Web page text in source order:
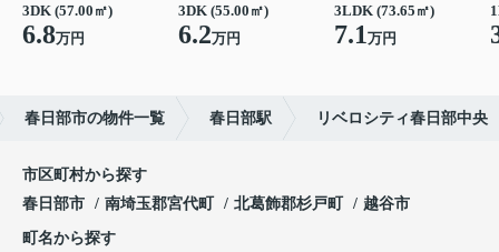
3DK (57.00㎡)
6.8万円
3DK (55.00㎡)
6.2万円
3LDK (73.65㎡)
7.1万円
春日部市の物件一覧 春日部駅 リベロシティ春日部中央
市区町村から探す
春日部市
南埼玉郡宮代町 北葛飾郡杉戸町 越谷市
町名から探す